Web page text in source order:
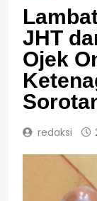
JHT
Ojek
redaksi